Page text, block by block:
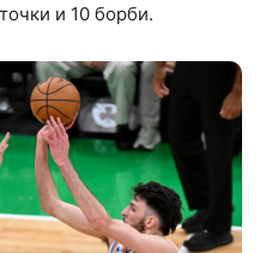
и 10 борби.